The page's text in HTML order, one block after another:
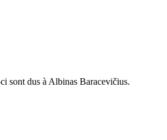
sont dus à Albinas Baracevičius.